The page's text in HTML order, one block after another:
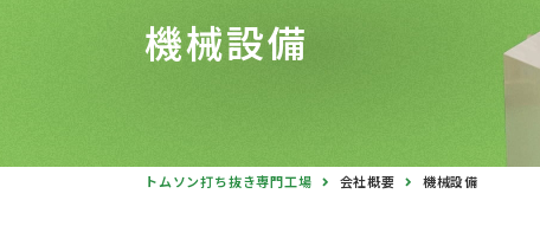
機械設備
トムソン打ち抜き専門工場 会社概要 機械設備